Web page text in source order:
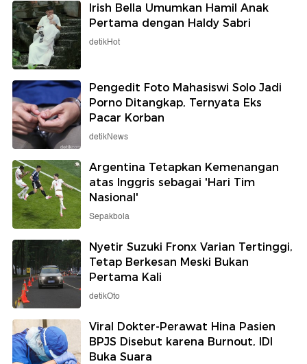
Irish Bella Umumkan Hamil Anak
Pertama dengan Haldy Sabri
detikHot
Pengedit Foto Mahasiswi Solo Jadi
Porno Ditangkap, Ternyata Eks
Pacar Korban
detikNews
Argentina Tetapkan Kemenangan
atas Inggris sebagai 'Hari Tim
Nasional'
Sepakbola
Nyetir Suzuki Fronx Varian Tertinggi,
Tetap Berkesan Meski Bukan
Pertama Kali
detikOto
Viral Dokter-Perawat Hina Pasien
BPJS Disebut karena Burnout, IDI
Buka Suara